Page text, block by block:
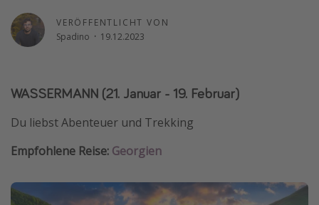
Roadtrips
Wochenendtrip
Hotels in Hamburg
Hotels in Amsterdam
VERÖFFENTLICHT VON
Spadino · 19.12.2023
WASSERMANN (21. Januar - 19. Februar)
Du liebst Abenteuer und Trekking
Empfohlene Reise: Georgien